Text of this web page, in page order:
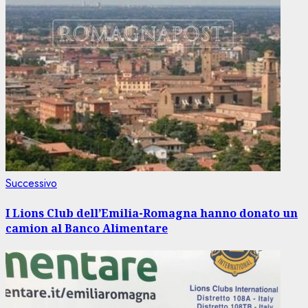
Successivo
I Lions Club dell’Emilia-Romagna hanno donato un
camion al Banco Alimentare